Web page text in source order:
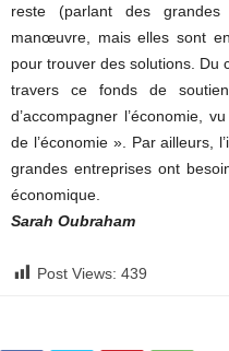
reste (parlant des
manœuvre, mais elles sont
pour trouver des solutions. Du
travers ce fonds de
d’accompagner l’économie,
de l’économie ». Par ailleurs,
grandes entreprises ont
économique.
Sarah Oubraham
Post Views: 439